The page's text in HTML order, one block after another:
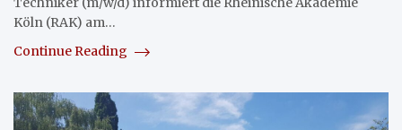
Köln (RAK) am…
Continue Reading